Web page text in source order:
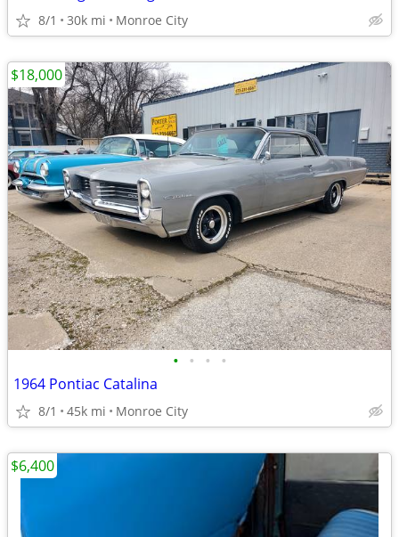
8/1 30k mi Monroe City
• • • •
1964 Pontiac Catalina
8/1 45k mi Monroe City
$18,000
$6,400